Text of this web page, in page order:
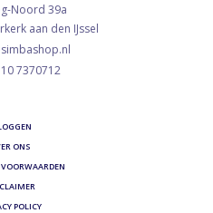
Noord 39a
aan den IJssel
7370712
ONS
POLICY